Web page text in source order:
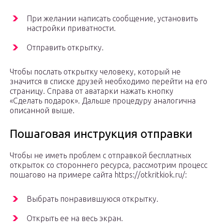
При желании написать сообщение, установить
настройки приватности.
Отправить открытку.
Чтобы послать открытку человеку, который не
значится в списке друзей необходимо перейти на его
страницу. Справа от аватарки нажать кнопку
«Сделать подарок». Дальше процедуру аналогична
описанной выше.
Пошаговая инструкция отправки
Чтобы не иметь проблем с отправкой бесплатных
открыток со стороннего ресурса, рассмотрим процесс
пошагово на примере сайта https://otkritkiok.ru/:
Выбрать понравившуюся открытку.
Открыть ее на весь экран.